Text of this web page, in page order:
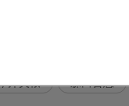
井美桜 森田哲意